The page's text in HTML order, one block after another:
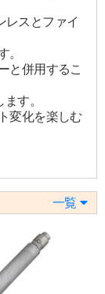
レスとファイ
と併用するこ
す。
変化を楽しむ
一覧